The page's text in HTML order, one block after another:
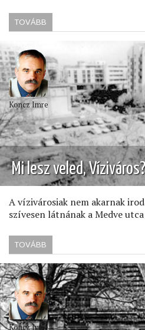
TOVÁBB
GANZ-
Mi lesz veled, Víziváros?
Koncz Imre
A vízivárosiak nem akarnak
szívesen látnának a Medve
TOVÁBB
LESZ
VELED,
VÍZIVÁROS?)
Koncz Imre